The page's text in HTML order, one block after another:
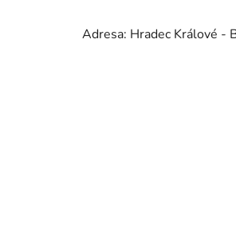
Adresa: Hradec Králové -